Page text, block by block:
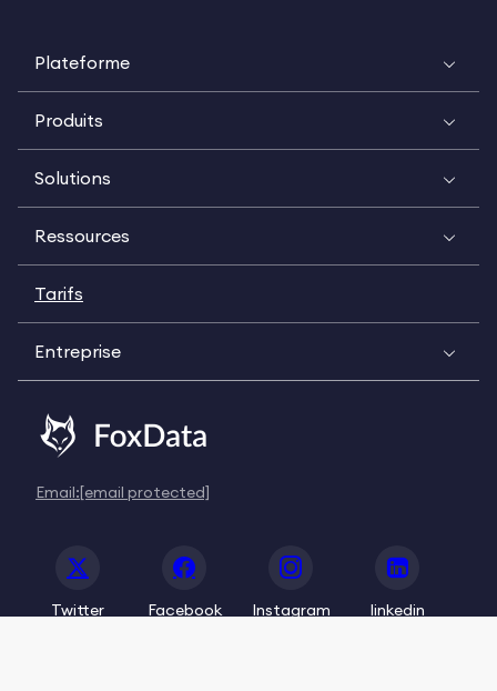
Plateforme
Produits
Solutions
Ressources
Tarifs
Entreprise
Email:[email protected]
Twitter Facebook Instagram linkedin